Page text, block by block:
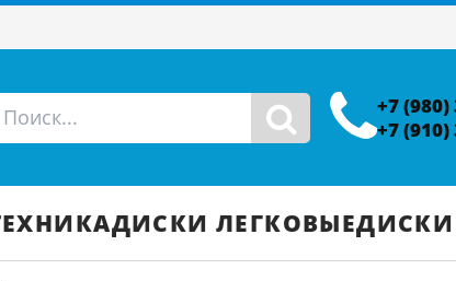
+7 (980)
+7 (910)
ДИСКИ ЛЕГКОВЫЕДИСКИ